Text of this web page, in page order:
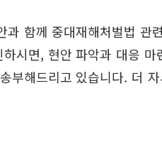
함께 중대재해처벌법 관
시면, 현안 파악과 대응
부해드리고 있습니다. 더